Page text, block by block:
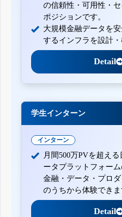
の信頼性・可用性・
ポジションです。
大規模金融データを
するインフラを設計・
Detail
学生インターン
インターン
月間500万PVを超え
ータプラットフォーム
金融・データ・プロ
のうちから体験できま
Detail